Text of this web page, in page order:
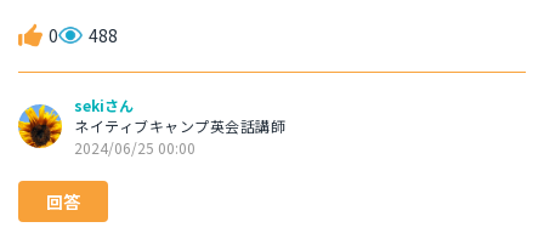
0 488
sekiさん
ネイティブキャンプ英会話講師
2024/06/25 00:00
回答